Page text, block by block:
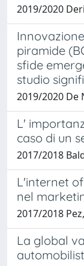
2019/2020
piramide
sfide
studio
2019/2020 De
L'
caso di un
2017/2018
L'internet
nel
2017/2018
La global